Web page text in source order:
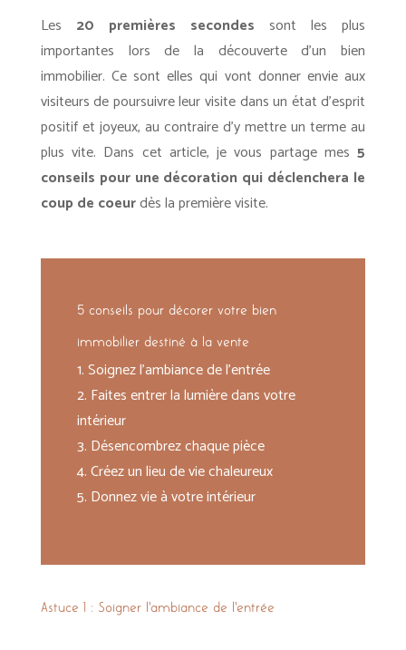
Les 20 premières secondes sont les plus
importantes lors de la découverte d’un bien
immobilier. Ce sont elles qui vont donner envie aux
visiteurs de poursuivre leur visite dans un état d’esprit
positif et joyeux, au contraire d’y mettre un terme au
plus vite. Dans cet article, je vous partage mes5
conseils pour une décoration qui déclenchera le
coup de coeurdès la première visite.
5 conseils pour décorer votre bien
immobilier destiné à la vente
1. Soignez l’ambiance de l’entrée
2. Faites entrer la lumière dans votre
intérieur
3. Désencombrez chaque pièce
4. Créez un lieu de vie chaleureux
5. Donnez vie à votre intérieur
Astuce 1 : Soigner l’ambiance de l’entrée